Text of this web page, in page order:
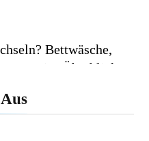
Bettwäsche,
& Co. im Überblick
im Haushalt: Wie